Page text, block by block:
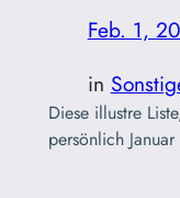
Feb. 1,
in
Diese illustre
persönlich